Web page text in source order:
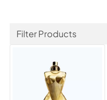
Filter Products